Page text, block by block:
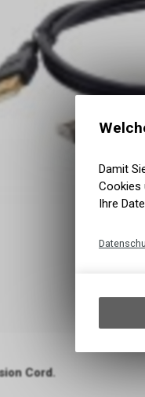
Cord.
Damit
Cookies
Ihre